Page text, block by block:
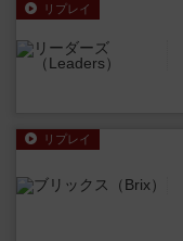
リプレイ
リプレイ